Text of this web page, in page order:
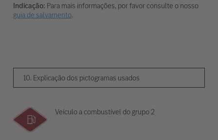
Indicação: Para mais informações, por favor consulte o nosso
guia de salvamento.
10. Explicação dos pictogramas usados
Veículo a combustível do grupo 2